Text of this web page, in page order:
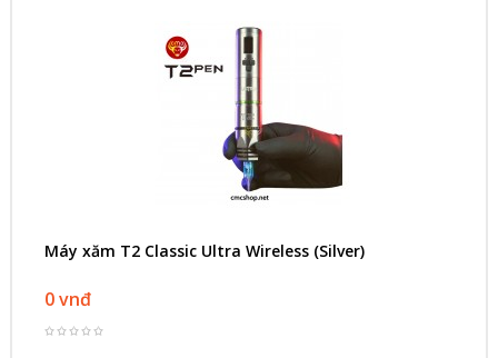
Máy xăm T2 Classic Ultra Wireless (Silver)
0 vnđ